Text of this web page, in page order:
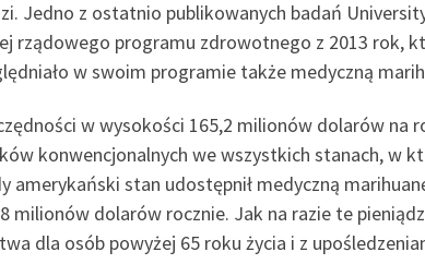
Jedno z ostatnio publikowanych badań
rządowego programu zdrowotnego z 2013 rok,
w swoim programie także medyczną
w wysokości 165,2 milionów dolarów na
konwencjonalnych we wszystkich stanach, w
amerykański stan udostępnił medyczną
milionów dolarów rocznie. Jak na razie te
dla osób powyżej 65 roku życia i z